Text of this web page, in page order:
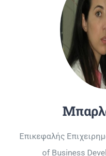
Επικεφαλής
of Business